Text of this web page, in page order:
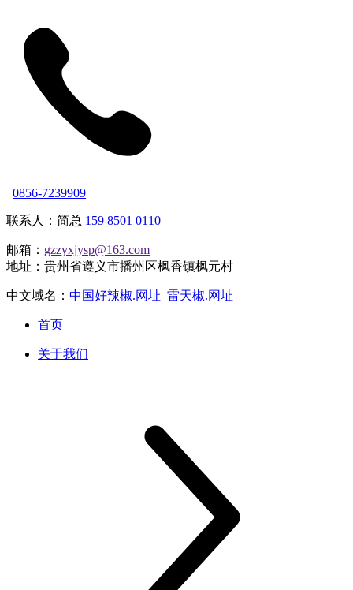
0856-7239909
联系人：简总 159 8501 0110
邮箱： gzzyxjysp@163.com
地址：贵州省遵义市播州区枫香镇枫元村
中文域名： 中国好辣椒.网址 雷天椒.网址
首页
关于我们